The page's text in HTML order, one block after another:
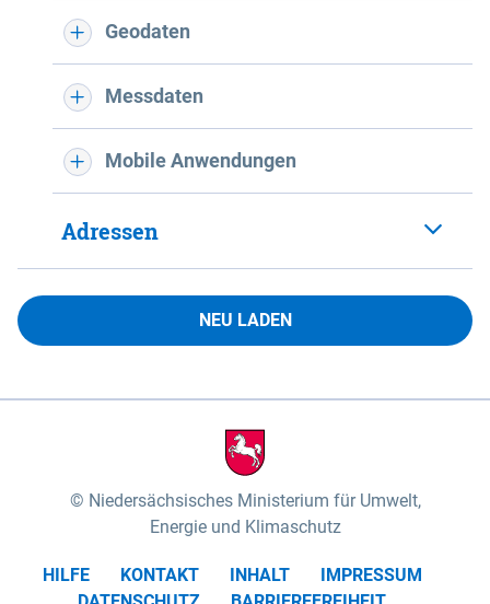
Geodaten
Messdaten
Mobile Anwendungen
Adressen
NEU LADEN
Niedersächsisches Ministerium für Umwelt,
Energie und Klimaschutz
HILFE KONTAKT INHALT
IMPRESSUM